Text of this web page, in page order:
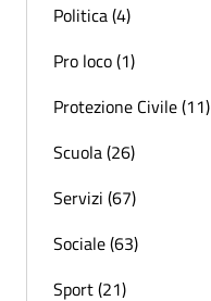
Politica (4)
Pro loco (1)
Protezione Civile (11)
Scuola (26)
Servizi (67)
Sociale (63)
Sport (21)